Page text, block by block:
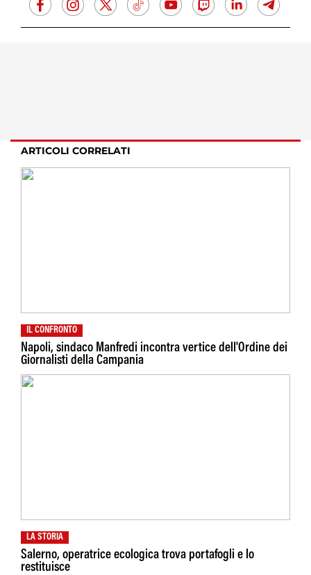
ARTICOLI CORRELATI
IL CONFRONTO
Napoli, sindaco Manfredi incontra vertice dell'Ordine dei
Giornalisti della Campania
LA STORIA
Salerno, operatrice ecologica trova portafogli e lo
restituisce